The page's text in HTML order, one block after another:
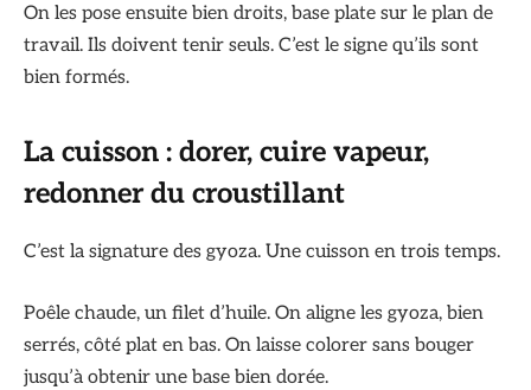
On les pose ensuite bien droits, base plate sur le plan de
travail. Ils doivent tenir seuls. C’est le signe qu’ils sont
bien formés.
La cuisson : dorer, cuire vapeur,
redonner du croustillant
C’est la signature des gyoza. Une cuisson en trois temps.
Poêle chaude, un filet d’huile. On aligne les gyoza, bien
serrés, côté plat en bas. On laisse colorer sans bouger
jusqu’à obtenir une base bien dorée.